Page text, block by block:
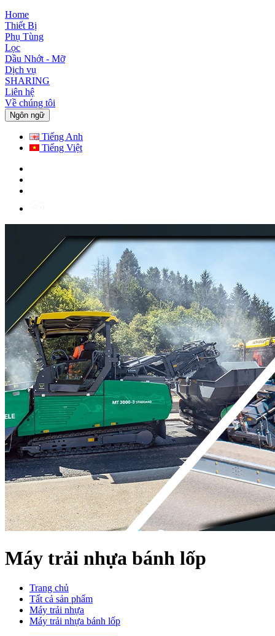
Home
Thiết Bị
Phụ Tùng
Lọc
Dầu Nhớt - Mỡ
Dịch vụ
SHARING
Liên hệ
Về chúng tôi
Ngôn ngữ
Tiếng Anh
Tiếng Việt
Máy trải nhựa bánh lốp
Trang chủ
Tất cả sản phẩm
Máy trải nhựa
Máy trải nhựa bánh lốp